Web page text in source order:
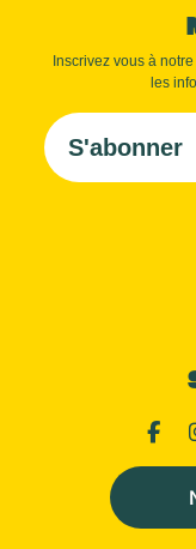
Inscrivez vous à
les
S'abonner